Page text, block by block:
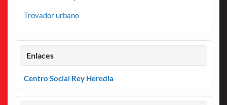
Trovador urbano
Enlaces
Centro Social Rey Heredia